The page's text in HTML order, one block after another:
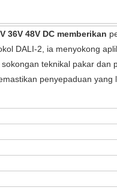
36V 48V DC memberikan
DALI-2, ia menyokong
teknikal pakar dan
penyepaduan yang